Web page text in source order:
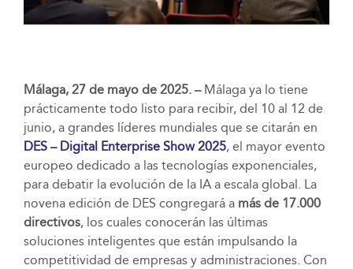
Málaga, 27 de mayo de 2025. –Málaga ya lo tiene
prácticamente todo listo para recibir, del 10 al 12 de
junio, a grandes líderes mundiales que se citarán en
DES – Digital Enterprise Show 2025, el mayor evento
europeo dedicado a las tecnologías exponenciales,
para debatir la evolución de la IA a escala global. La
novena edición de DES congregará a más de 17.000
directivos, los cuales conocerán las últimas
soluciones inteligentes que están impulsando la
competitividad de empresas y administraciones. Con